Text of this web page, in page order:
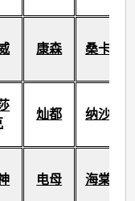
康森 桑卡
灿都 纳沙
电母 海棠